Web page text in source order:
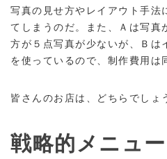
写真の見せ方やレイアウト手法
てしまうのだ。また、Ａは写真
方が５点写真が少ないが、Ｂは
を使っているので、制作費用は
皆さんのお店は、どちらでしょ
戦略的メニュ